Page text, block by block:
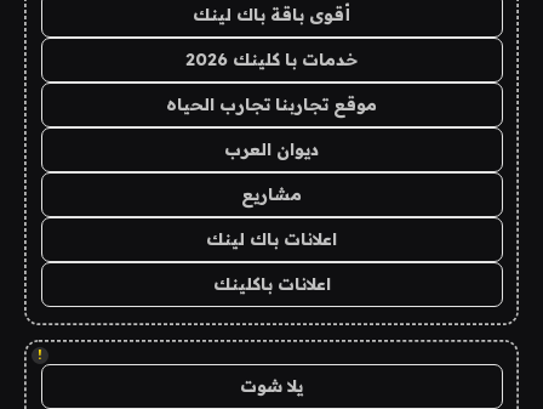
أقوى باقة باك لينك
خدمات با كلينك 2026
موقع تجاربنا تجارب الحياه
ديوان العرب
مشاريع
اعلانات باك لينك
اعلانات باكلينك
!
يلا شوت